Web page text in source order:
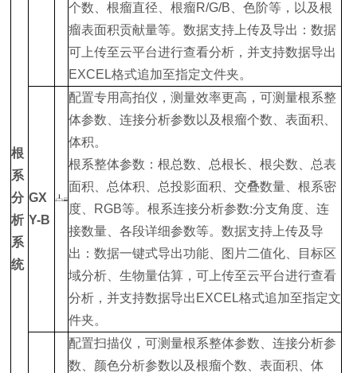
根
系
分
析
系
统
个数、根瘤直径、根瘤R/G/B、色阶等，以及根
瘤表面积贡献量等。数据支持上传及导出：数据
可上传至云平台进行查看分析，并支持数据导出
EXCEL格式追加至指定文件夹。
GX
Y-B
配置专用高拍仪，测量效率更高，可测量根系整
体参数、连接分析参数以及根瘤个数、表面积、
体积。
根系整体参数：根总数、总根长、根尖数、总表
面积、总体积、总投影面积、交叠数量、根系密
度、RGB等。根系连接分析参数:分支角度、连
接数量、各段详细参数等。数据支持上传及导
出：数据一键式导出功能、图片二值化、目标区
域分析、生物量估算，可上传至云平台进行查看
分析，并支持数据导出EXCEL格式追加至指定文
件夹。
配置扫描仪，可测量根系整体参数、连接分析参
数、颜色分析参数以及根瘤个数、表面积、体